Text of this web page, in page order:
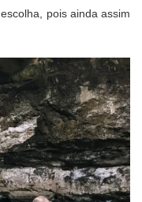
pois ainda assim